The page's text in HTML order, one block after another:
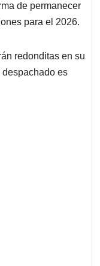
de permanecer
para el 2026.
redonditas en su
es